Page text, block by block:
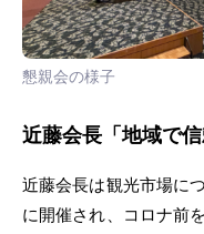
懇親会の様子
近藤会長「地域で
近藤会長は観光市場に
に開催され、コロナ前